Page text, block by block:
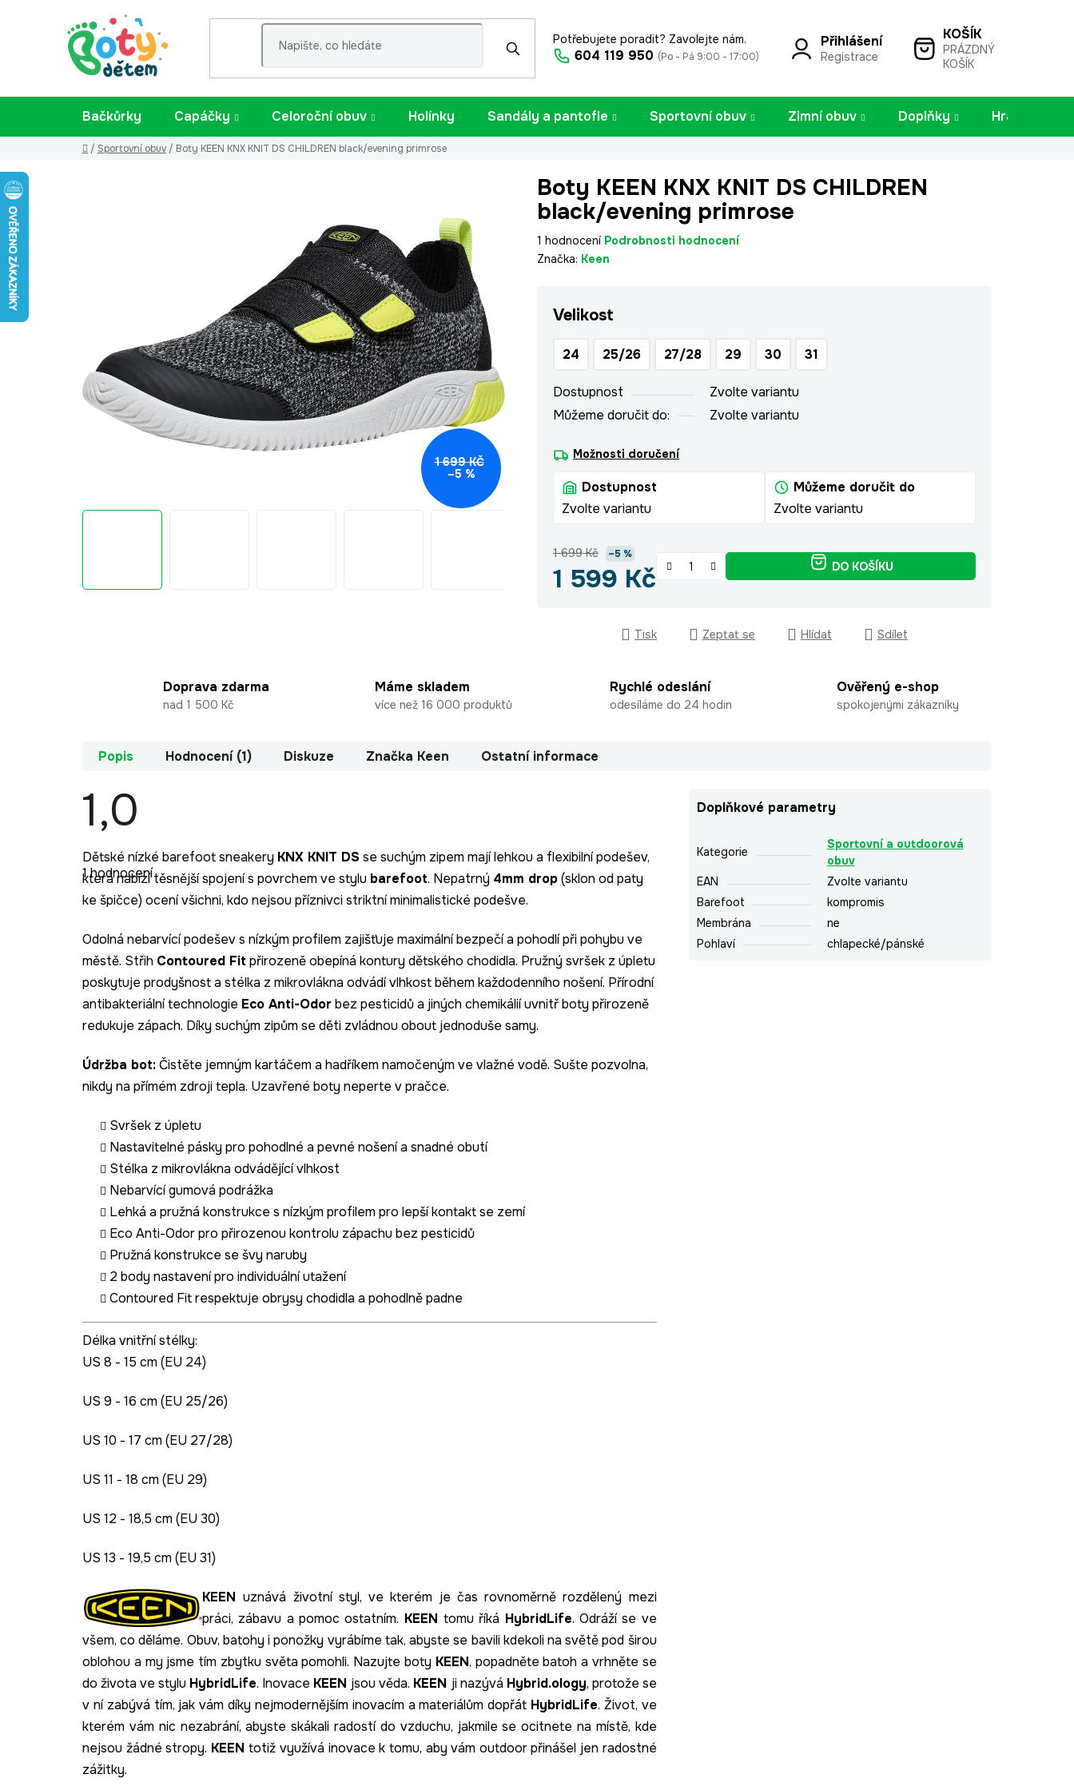
Potřebujete poradit? Zavolejte nám.
604 119 950 (Po - Pá 9:00 - 17:00)
Přihlášení
Registrace
NÁKUPNÍ
KOŠÍK
PRÁZDNÝ
KOŠÍK
Bačkůrky Capáčky Celoroční obuv Holínky Sandály a pantofle Sportovní obuv Zimní obuv Doplňky Hračky
Domů
/ Sportovní obuv / Boty KEEN KNX KNIT DS CHILDREN black/evening primrose
Boty KEEN KNX KNIT DS CHILDREN
black/evening primrose
Průměrné
hodnocení
1 hodnocení Podrobnosti hodnocení
Značka: Keen
Velikost
24 25/26 27/28 29 30 31
Dostupnost
Zvolte variantu
Můžeme doručit do:
Zvolte variantu
Možnosti doručení
Dostupnost
Zvolte variantu
Můžeme doručit do
Zvolte variantu
1 699 Kč –5 %
1 599 Kč DO KOŠÍKU
Tisk Zeptat se Hlídat Sdílet
1 699 KČ
–5 %
Doprava zdarma
nad 1 500 Kč
Máme skladem
více než 16 000 produktů
Rychlé odeslání
odesíláme do 24 hodin
Ověřený e-shop
spokojenými zákazníky
Popis Hodnocení (1) Diskuze Značka Keen Ostatní informace
1,0
Průměrné
hodnocení
produktu
je
1,0
hvězdiček.
1 hodnocení
Dětské nízké barefoot sneakery KNX KNIT DS se suchým zipem mají lehkou a flexibilní podešev,
která nabízí těsnější spojení s povrchem ve stylu barefoot. Nepatrný 4mm drop(sklon od paty
ke špičce) ocení všichni, kdo nejsou příznivci striktní minimalistické podešve.
Odolná nebarvící podešev s nízkým profilem zajišťuje maximální bezpečí a pohodlí při pohybu ve
městě. Střih Contoured Fit přirozeně obepíná kontury dětského chodidla. Pružný svršek z úpletu
poskytuje prodyšnost a stélka z mikrovlákna odvádí vlhkost během každodenního nošení. Přírodní
antibakteriální technologie Eco Anti-Odor bez pesticidů a jiných chemikálií uvnitř boty přirozeně
redukuje zápach. Díky suchým zipům se děti zvládnou obout jednoduše samy.
Údržba bot:Čistěte jemným kartáčem a hadříkem namočeným ve vlažné vodě. Sušte pozvolna,
nikdy na přímém zdroji tepla. Uzavřené boty neperte v pračce.
Svršek z úpletu
Nastavitelné pásky pro pohodlné a pevné nošení a snadné obutí
Stélka z mikrovlákna odvádějící vlhkost
Nebarvící gumová podrážka
Lehká a pružná konstrukce s nízkým profilem pro lepší kontakt se zemí
Eco Anti-Odor pro přirozenou kontrolu zápachu bez pesticidů
Pružná konstrukce se švy naruby
2 body nastavení pro individuální utažení
Contoured Fit respektuje obrysy chodidla a pohodlně padne
Délka vnitřní stélky:
US 8 - 15 cm (EU 24)
US 9 - 16 cm (EU 25/26)
US 10 - 17 cm (EU 27/28)
US 11 - 18 cm (EU 29)
US 12 - 18,5 cm (EU 30)
US 13 - 19,5 cm (EU 31)
KEENuznává životní styl, ve kterém je čas rovnoměrně rozdělený mezi
práci, zábavu a pomoc ostatním. KEENtomu říká HybridLife. Odráží se ve
všem, co děláme. Obuv, batohy i ponožky vyrábíme tak, abyste se bavili kdekoli na světě pod širou
oblohou a my jsme tím zbytku světa pomohli. Nazujte boty KEEN, popadněte batoh a vrhněte se
do života ve stylu HybridLife. Inovace KEEN jsou věda. KEEN ji nazývá Hybrid.ology, protože se
v ní zabývá tím, jak vám díky nejmodernějším inovacím a materiálům dopřát HybridLife. Život, ve
kterém vám nic nezabrání, abyste skákali radostí do vzduchu, jakmile se ocitnete na místě, kde
nejsou žádné stropy. KEENtotiž využívá inovace k tomu, aby vám outdoor přinášel jen radostné
zážitky.
Doplňkové parametry
Kategorie
Sportovní a outdoorová
obuv
EAN
Zvolte variantu
Barefoot
kompromis
Membrána
ne
Pohlaví
chlapecké/pánské